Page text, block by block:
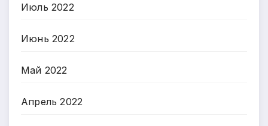
Июль 2022
Июнь 2022
Май 2022
Апрель 2022